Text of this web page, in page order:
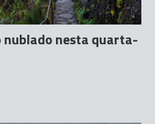
nesta quarta-